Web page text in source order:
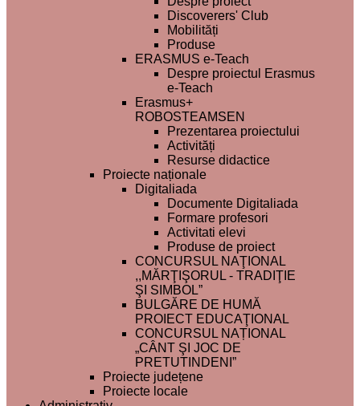
Discoverers' Club
Mobilități
Produse
ERASMUS e-Teach
Despre proiectul Erasmus
e-Teach
Erasmus+
ROBOSTEAMSEN
Prezentarea proiectului
Activități
Resurse didactice
Proiecte naționale
Digitaliada
Documente Digitaliada
Formare profesori
Activitati elevi
Produse de proiect
CONCURSUL NAŢIONAL
,,MĂRŢIŞORUL - TRADIŢIE
ŞI SIMBOL”
BULGĂRE DE HUMĂ
PROIECT EDUCAŢIONAL
CONCURSUL NAȚIONAL
„CÂNT ŞI JOC DE
PRETUTINDENI”
Proiecte județene
Proiecte locale